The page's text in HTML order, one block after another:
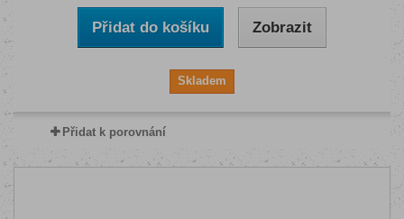
Přidat do košíku Zobrazit
Skladem
Přidat k porovnání